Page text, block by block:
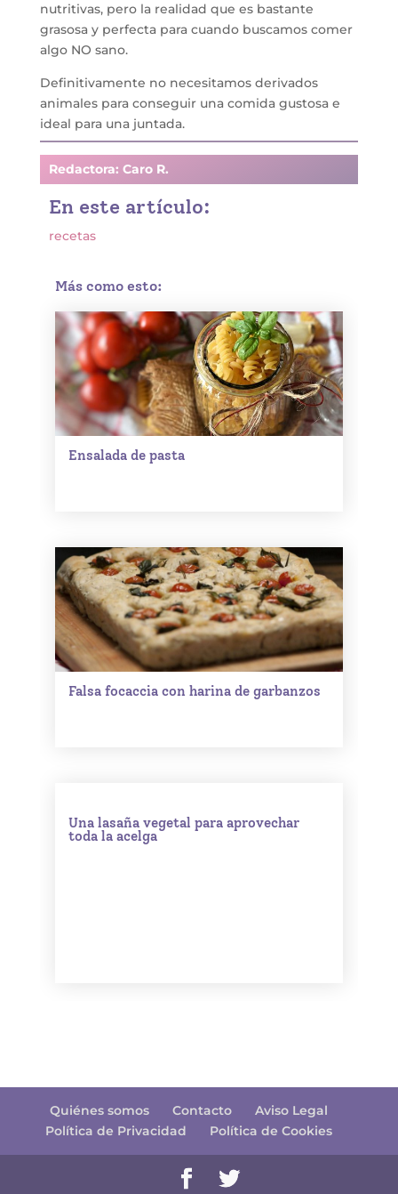
nutritivas, pero la realidad que es bastante
grasosa y perfecta para cuando buscamos comer
algo NO sano.
Definitivamente no necesitamos derivados
animales para conseguir una comida gustosa e
ideal para una juntada.
Redactora: Caro R.
En este artículo:
recetas
Más como esto:
Ensalada de pasta
Falsa focaccia con harina de garbanzos
Una lasaña vegetal para aprovechar
toda la acelga
Quiénes somos Contacto
Aviso Legal
Política de Privacidad
Política de Cookies